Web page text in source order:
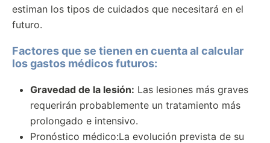
estiman los tipos de cuidados que necesitará en el
futuro.
Factores que se tienen en cuenta al calcular
los gastos médicos futuros:
Gravedad de la lesión: Las lesiones más graves
requerirán probablemente un tratamiento más
prolongado e intensivo.
Pronóstico médico:La evolución prevista de su